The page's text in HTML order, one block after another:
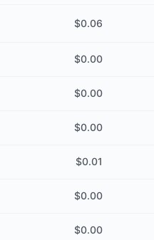
$0.06
$0.00
$0.00
$0.00
$0.01
$0.00
$0.00